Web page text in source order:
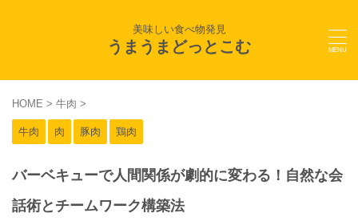
美味しい食べ物発見
うまうまどっとこむ
HOME > 牛肉 >
牛肉 肉 豚肉 鶏肉
バーベキューで人間関係が劇的に変わる！自然な会
話術とチームワーク構築法